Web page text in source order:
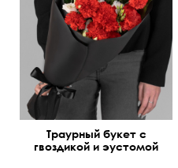
Добавлены листья
аспидистры
Траурный букет с
гвоздикой и эустомой